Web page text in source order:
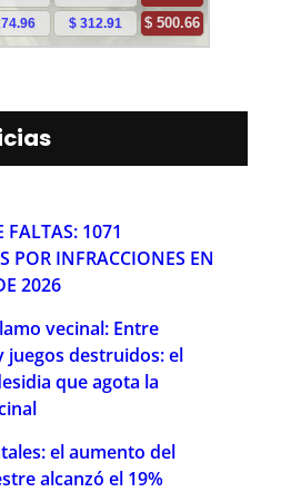
FALTAS: 1071
POR INFRACCIONES EN
2026
vecinal: Entre
juegos destruidos: el
que agota la
el aumento del
alcanzó el 19%